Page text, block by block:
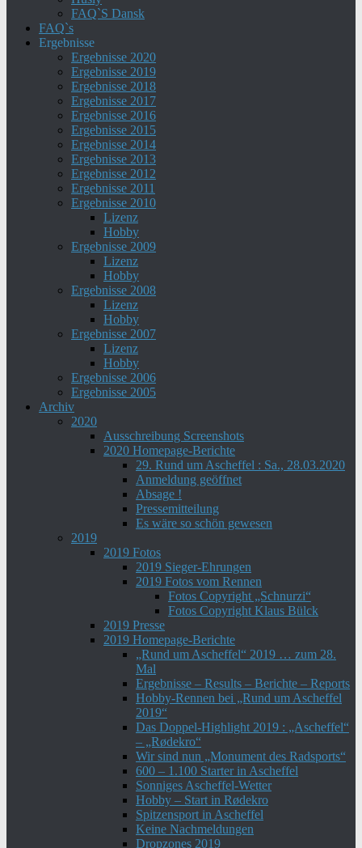
FAQ`S Dansk
FAQ`s
Ergebnisse
Ergebnisse 2020
Ergebnisse 2019
Ergebnisse 2018
Ergebnisse 2017
Ergebnisse 2016
Ergebnisse 2015
Ergebnisse 2014
Ergebnisse 2013
Ergebnisse 2012
Ergebnisse 2011
Ergebnisse 2010
Lizenz
Hobby
Ergebnisse 2009
Lizenz
Hobby
Ergebnisse 2008
Lizenz
Hobby
Ergebnisse 2007
Lizenz
Hobby
Ergebnisse 2006
Ergebnisse 2005
Archiv
2020
Ausschreibung Screenshots
2020 Homepage-Berichte
29. Rund um Ascheffel : Sa., 28.03.2020
Anmeldung geöffnet
Absage !
Pressemitteilung
Es wäre so schön gewesen
2019
2019 Fotos
2019 Sieger-Ehrungen
2019 Fotos vom Rennen
Fotos Copyright „Schnurzi“
Fotos Copyright Klaus Bülck
2019 Presse
2019 Homepage-Berichte
„Rund um Ascheffel“ 2019 … zum 28.
Mal
Ergebnisse – Results – Berichte – Reports
Hobby-Rennen bei „Rund um Ascheffel
2019“
Das Doppel-Highlight 2019 : „Ascheffel“
– „Rødekro“
Wir sind nun „Monument des Radsports“
600 – 1.100 Starter in Ascheffel
Sonniges Ascheffel-Wetter
Hobby – Start in Rødekro
Spitzensport in Ascheffel
Keine Nachmeldungen
Dropzones 2019